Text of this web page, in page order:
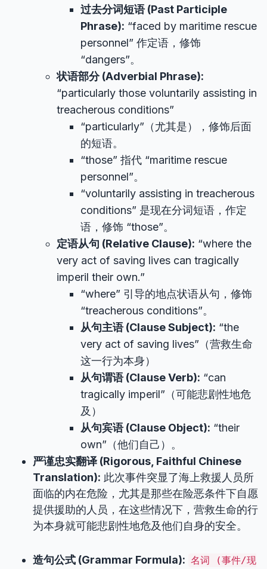
过去分词短语 (Past Participle
Phrase): “faced by maritime rescue
personnel” 作定语，修饰
“dangers”。
状语部分 (Adverbial Phrase):
“particularly those voluntarily assisting in
treacherous conditions”
“particularly”（尤其是），修饰后面
的短语。
“those” 指代 “maritime rescue
personnel”。
“voluntarily assisting in treacherous
conditions” 是现在分词短语，作定
语，修饰 “those”。
定语从句 (Relative Clause): “where the
very act of saving lives can tragically
imperil their own.”
“where” 引导的地点状语从句，修饰
“treacherous conditions”。
从句主语 (Clause Subject): “the
very act of saving lives”（营救生命
这一行为本身）
从句谓语 (Clause Verb): “can
tragically imperil”（可能悲剧性地危
及）
从句宾语 (Clause Object): “their
own”（他们自己）。
严谨忠实翻译 (Rigorous, Faithful Chinese
Translation): 此次事件突显了海上救援人员所
面临的内在危险，尤其是那些在险恶条件下自愿
提供援助的人员，在这些情况下，营救生命的行
为本身就可能悲剧性地危及他们自身的安全。
造句公式 (Grammar Formula): 名词 (事件/现